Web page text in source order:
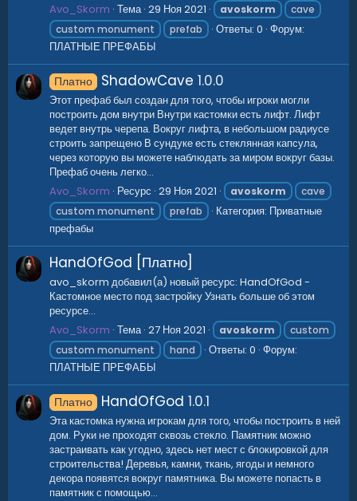
Avo_Skorm Тема 29 Ноя 2021 avoskorm
cave
custom monument
prefab Ответы: 0 Форум:
ПЛАТНЫЕ ПРЕФАБЫ
Платно ShadowCave 1.0.0
Этот префаб был создан для того, чтобы игроки могли
построить дом внутри Внутри кастомки есть лифт. Лифт
ведет внутрь черепа. Вокруг лифта, в небольшом радиусе
строить запрещено В сундуке есть стеклянная капсула,
через которую вы можете наблюдать за миром вокруг базы.
Префаб очень легко...
Avo_Skorm Ресурс 29 Ноя 2021 avoskorm
cave
custom monument
prefab Категория: Приватные
префабы
HandOfGod [Платно]
avo_skorm добавил(а) новый ресурс: HandOfGod -
Кастомное место под застройку Узнать больше об этом
ресурсе...
Avo_Skorm Тема 27 Ноя 2021 avoskorm
custom
custom monument
hand Ответы: 0 Форум:
ПЛАТНЫЕ ПРЕФАБЫ
Платно HandOfGod 1.0.1
Эта кастомка нужна игрокам для того, чтобы построить в ней
дом. Руки не проходят сквозь стекло. Памятник можно
застраивать как угодно, здесь нет мест с блокировкой для
строительства! Деревья, камни, ткань, ягоды и немного
декора появятся вокруг памятника. Вы можете попасть в
памятник с помощью...